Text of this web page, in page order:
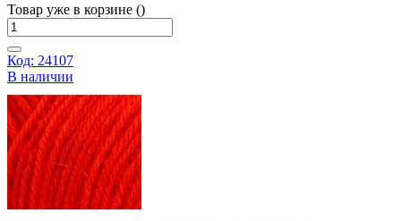
Товар уже в корзине ()
Код: 24107
В наличии